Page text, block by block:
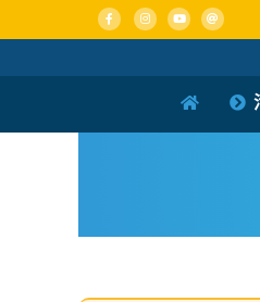
to
content